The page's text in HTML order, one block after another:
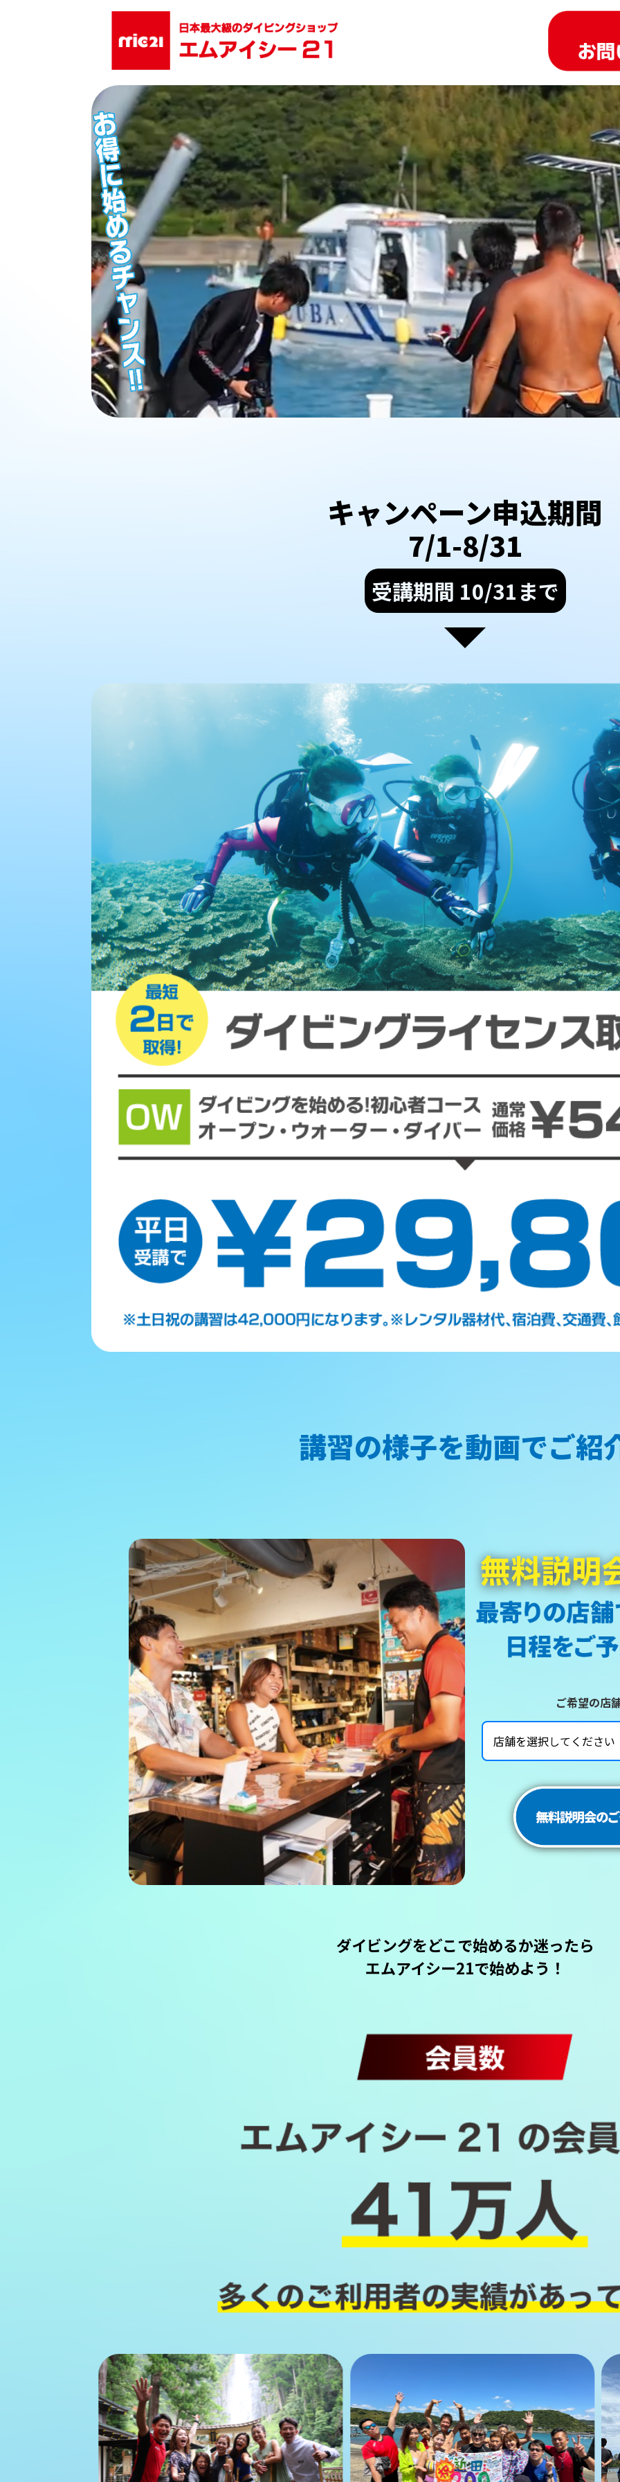
キャンペーン申込期間
7/1-8/31
受講期間 10/31まで
講習の様子を動画でご紹
ご希望の店
ダイビングをどこで始めるか迷ったら
エムアイシー21で始めよう！